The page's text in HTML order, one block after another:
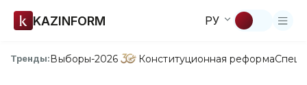
KAZINFORM РУ
Тренды:Выборы-2026 Конституционная реформа